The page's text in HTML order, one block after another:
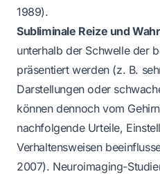
1989).
Subliminale Reize und
unterhalb der Schwelle der
präsentiert werden (z. B.
Darstellungen oder
können dennoch vom
nachfolgende Urteile,
Verhaltensweisen
2007). Neuroimaging-